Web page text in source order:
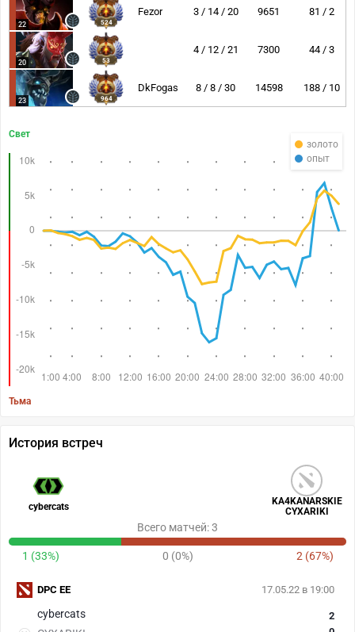
22 524
Fezor 3 / 14 / 20 9651 81 / 2
20 53
4 / 12 / 21 7300 44 / 3
23 964
DkFogas 8 / 8 / 30 14598 188 / 10
золото
опыт
Свет
Тьма
История встреч
cybercats
KA4KANARSKIE
CYXARIKI
Всего матчей: 3
1 (33%) 0 (0%) 2 (67%)
17.05.22 в 19:00
cybercats
2
DPC EE